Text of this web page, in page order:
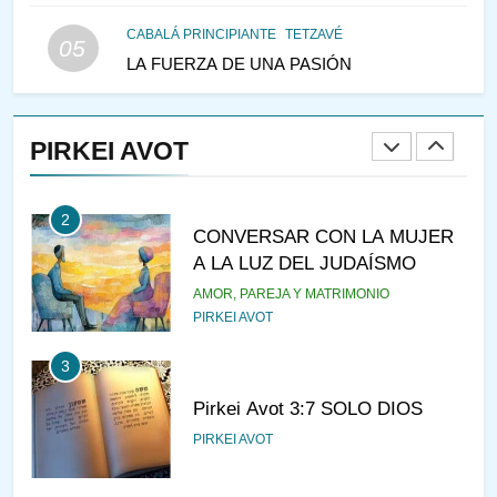
05
CABALÁ PRINCIPIANTE TETZAVÉ
LA FUERZA DE UNA PASIÓN
PIRKEI AVOT
1
RAZI ¿QUIÉN ES SABIO?
2
CONVERSAR CON LA MUJER
A LA LUZ DEL JUDAÍSMO
AMOR, PAREJA Y MATRIMONIO
PIRKEI AVOT
3
Pirkei Avot 3:7 SOLO DIOS
PIRKEI AVOT